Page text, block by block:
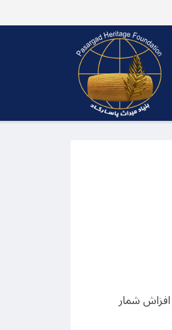
این افزاش شمار